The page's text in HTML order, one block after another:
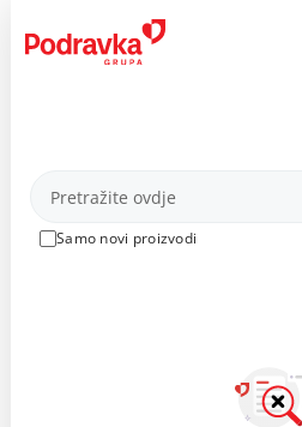
content
Proizvodi
Samo novi proizvodi